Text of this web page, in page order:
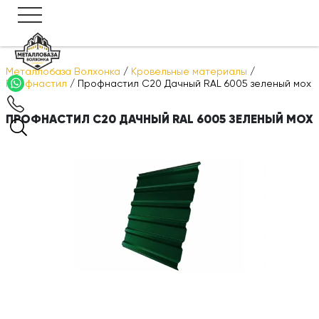
Металлобаза Волхонка / Кровельные материалы /
Профнастил / Профнастил С20 Дачный RAL 6005 зеленый мох
ПРОФНАСТИЛ С20 ДАЧНЫЙ RAL 6005 ЗЕЛЕНЫЙ МОХ